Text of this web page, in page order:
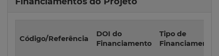
Código/Referência
DOI do
Financiamento
Tipo de
Financiamento